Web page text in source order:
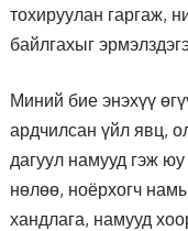
тохируулан гаргаж,
байлгахыг
Миний бие энэхүү
ардчилсан үйл явц,
дагуул намууд гэж
нөлөө, ноёрхогч
хандлага, намууд